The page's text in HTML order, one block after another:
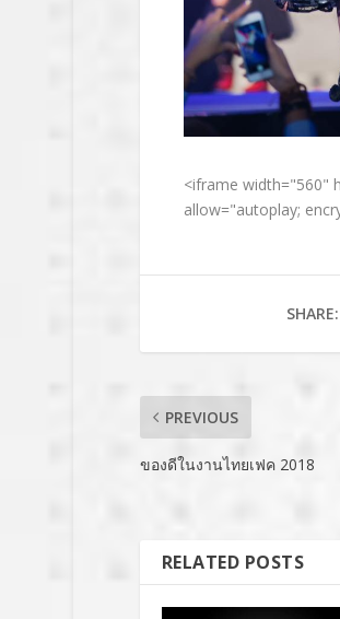
<iframe width="560"
allow="autoplay;
SHARE:
PREVIOUS
ของดีในงานไทยเฟค 2018
RELATED POSTS